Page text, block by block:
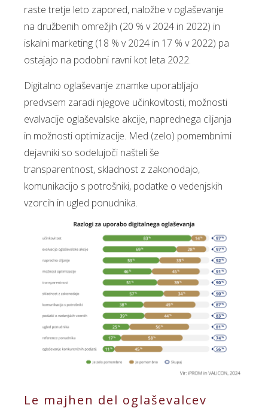
raste tretje leto zapored, naložbe v oglaševanje
na družbenih omrežjih (20 % v 2024 in 2022) in
iskalni marketing (18 % v 2024 in 17 % v 2022) pa
ostajajo na podobni ravni kot leta 2022.
Digitalno oglaševanje znamke uporabljajo
predvsem zaradi njegove učinkovitosti, možnosti
evalvacije oglaševalske akcije, naprednega ciljanja
in možnosti optimizacije. Med (zelo) pomembnimi
dejavniki so sodelujoči našteli še
transparentnost, skladnost z zakonodajo,
komunikacijo s potrošniki, podatke o vedenjskih
vzorcih in ugled ponudnika.
Le majhen del oglaševalcev